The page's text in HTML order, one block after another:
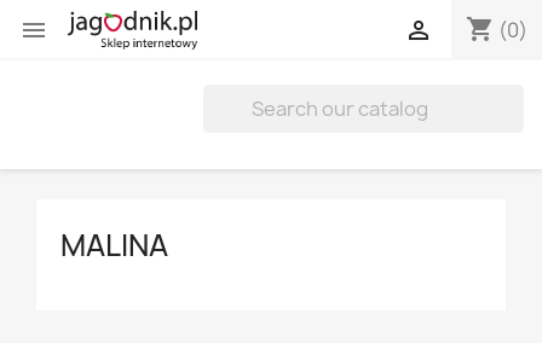
 shopping_cart (0)

MALINA